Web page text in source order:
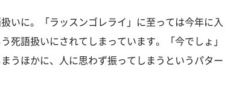
いに。「ラッスンゴレライ」に至っては今年に入
死語扱いにされてしまっています。「今でしょ」
うほかに、人に思わず振ってしまうというパター